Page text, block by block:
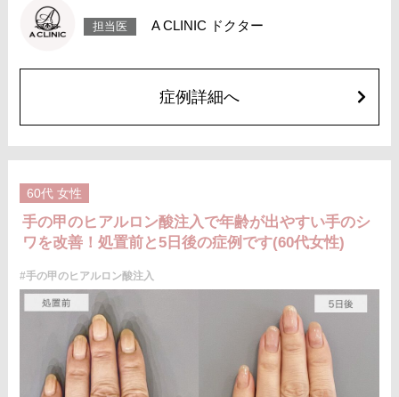
費用：レスチレン(片手2ccずつ)148,000円(税込)
ジュビダームビスタ ボリフトXC(片手2ccずつ)272,800円(税込)
担当医 A CLINIC ドクター
症例詳細へ
60代 女性
手の甲のヒアルロン酸注入で年齢が出やすい手のシ
ワを改善！処置前と5日後の症例です(60代女性)
#手の甲のヒアルロン酸注入